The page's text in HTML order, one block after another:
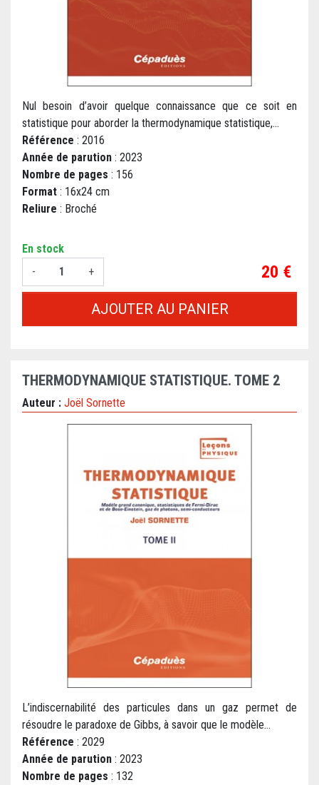
Nul besoin d’avoir quelque connaissance que ce soit en
statistique pour aborder la thermodynamique statistique,...
Référence : 2016
Année de parution : 2023
Nombre de pages : 156
Format : 16x24 cm
Reliure : Broché
En stock
-
+ Prix
20 €
AJOUTER AU PANIER
THERMODYNAMIQUE STATISTIQUE. TOME 2
Auteur : Joël Sornette
L’indiscernabilité des particules dans un gaz permet de
résoudre le paradoxe de Gibbs, à savoir que le modèle...
Référence : 2029
Année de parution : 2023
Nombre de pages : 132